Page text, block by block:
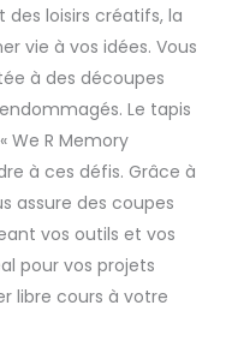
loisirs créatifs, la
vie à vos idées. Vous
à des découpes
Le tapis
We R Memory
à ces défis. Grâce à
assure des coupes
vos outils et vos
pour vos projets
libre cours à votre